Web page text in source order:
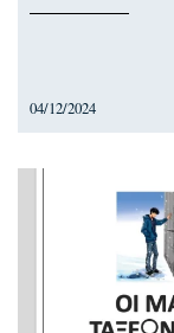
04/12/2024